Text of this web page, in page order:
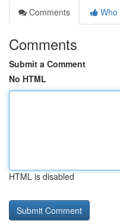
Comments
Who
Comments
Submit a Comment
No HTML
HTML is disabled